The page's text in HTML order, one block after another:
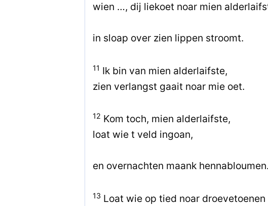
wien …, dij liekoet noar mien
in sloap over zien lippen stroomt.
11 Ik bin van mien alderlaifste,
zien verlangst gaait noar mie oet.
12 Kom toch, mien alderlaifste,
loat wie t veld ingoan,
en overnachten maank hennabloumen.
13 Loat wie op tied noar droevetoenen